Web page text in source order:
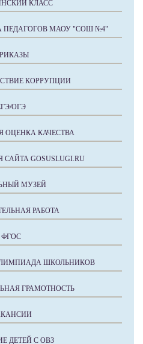
КЛАСС
ПЕДАГОГОВ МАОУ "СОШ №4"
КОРРУПЦИИ
ОГЭ
ОЦЕНКА КАЧЕСТВА
GOSUSLUGI.RU
МУЗЕЙ
РАБОТА
ФГОС
ШКОЛЬНИКОВ
ГРАМОТНОСТЬ
ДЕТЕЙ С ОВЗ